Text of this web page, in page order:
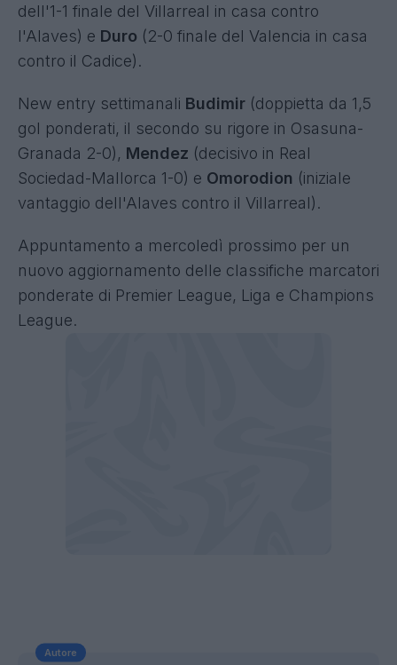
dell'1-1 finale del Villarreal in casa contro
l'Alaves) e Duro (2-0 finale del Valencia in casa
contro il Cadice).
New entry settimanali Budimir (doppietta da 1,5
gol ponderati, il secondo su rigore in Osasuna-
Granada 2-0), Mendez (decisivo in Real
Sociedad-Mallorca 1-0) e Omorodion (iniziale
vantaggio dell'Alaves contro il Villarreal).
Appuntamento a mercoledì prossimo per un
nuovo aggiornamento delle classifiche marcatori
ponderate di Premier League, Liga e Champions
League.
Autore